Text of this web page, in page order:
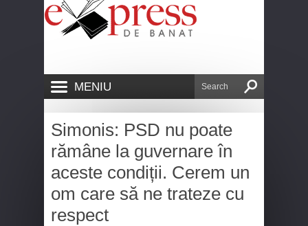
MENIU
Simonis: PSD nu poate
rămâne la guvernare în
aceste condiții. Cerem un
om care să ne trateze cu
respect